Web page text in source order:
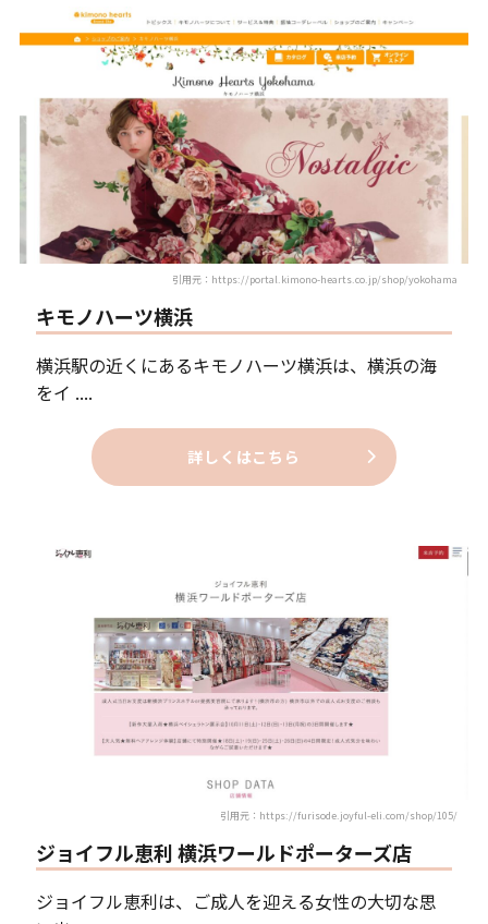
引用元：https://portal.kimono-hearts.co.jp/shop/yokohama
キモノハーツ横浜
横浜駅の近くにあるキモノハーツ横浜は、横浜の海
をイ ....
詳しくはこちら
引用元：https://furisode.joyful-eli.com/shop/105/
ジョイフル恵利 横浜ワールドポーターズ店
ジョイフル恵利は、ご成人を迎える女性の大切な思